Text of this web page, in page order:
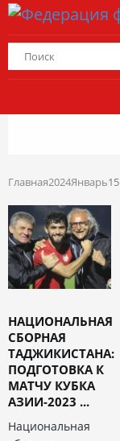
Главная2024Январь15
НАЦИОНАЛЬНАЯ
СБОРНАЯ
ТАДЖИКИСТАНА:
ПОДГОТОВКА К
МАТЧУ КУБКА
АЗИИ-2023 ...
Национальная